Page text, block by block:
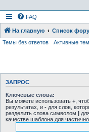
FAQ
На главную
Список
Темы без ответов
Активные
ЗАПРОС
Ключевые слова:
Вы можете использовать + ,
результатах, и - для слов,
разделить слова символом |
качестве шаблона для